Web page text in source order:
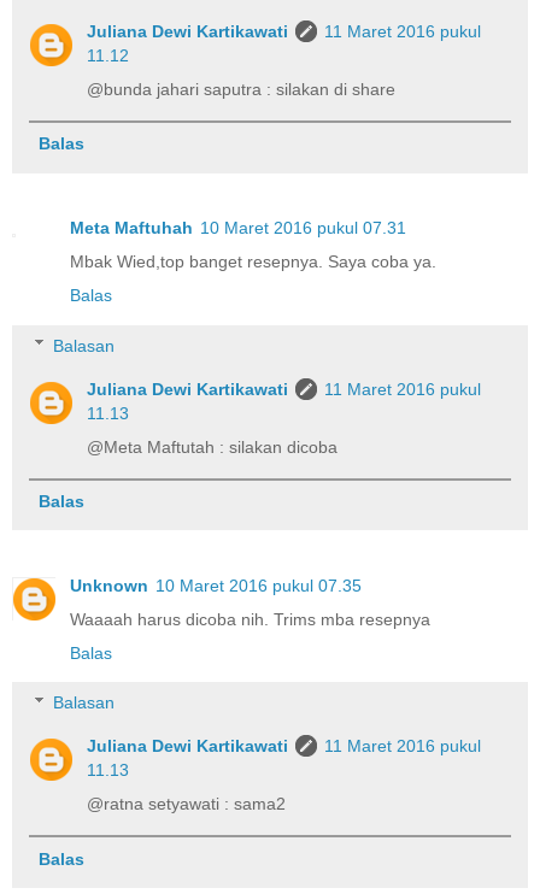
Juliana Dewi Kartikawati
11 Maret 2016 pukul
11.12
@bunda jahari saputra : silakan di share
Balas
Meta Maftuhah 10 Maret 2016 pukul 07.31
Mbak Wied,top banget resepnya. Saya coba ya.
Balas
Balasan
Juliana Dewi Kartikawati
11 Maret 2016 pukul
11.13
@Meta Maftutah : silakan dicoba
Balas
Unknown 10 Maret 2016 pukul 07.35
Waaaah harus dicoba nih. Trims mba resepnya
Balas
Balasan
Juliana Dewi Kartikawati
11 Maret 2016 pukul
11.13
@ratna setyawati : sama2
Balas